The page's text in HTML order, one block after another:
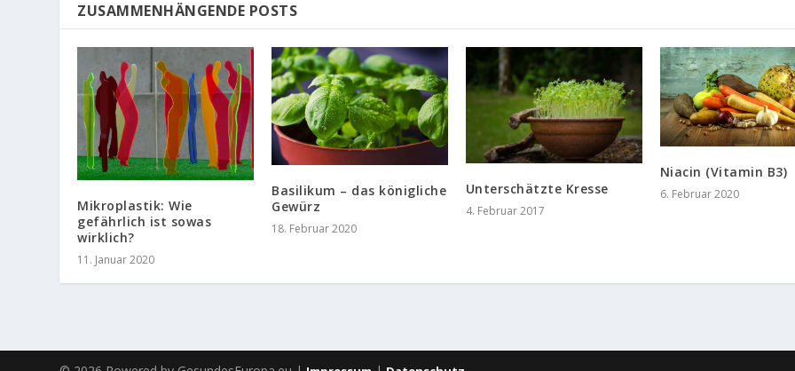
ZUSAMMENHÄNGENDE POSTS
Mikroplastik: Wie
gefährlich ist sowas
wirklich?
11. Januar 2020
Basilikum – das königliche
Gewürz
18. Februar 2020
Unterschätzte Kresse
4. Februar 2017
Niacin (Vitamin B3)
6. Februar 2020